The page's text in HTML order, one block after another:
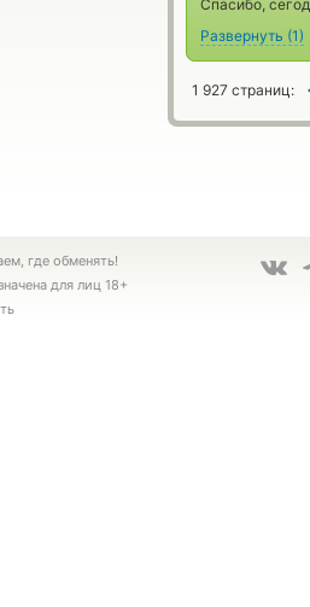
Спасибо,
Развернуть (1)
1 927 страниц:
где обменять!
для лиц 18+